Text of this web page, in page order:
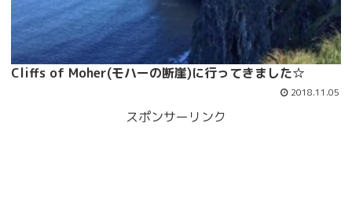
Cliffs of Moher(モハーの断崖)に行ってきました☆
2018.11.05
スポンサーリンク